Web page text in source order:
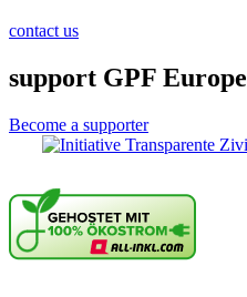
contact us
support GPF Europe
Become a supporter